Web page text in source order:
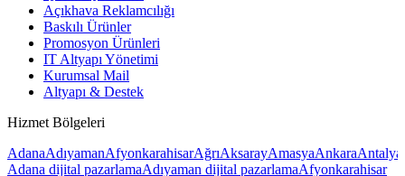
Açıkhava Reklamcılığı
Baskılı Ürünler
Promosyon Ürünleri
IT Altyapı Yönetimi
Kurumsal Mail
Altyapı & Destek
Hizmet Bölgeleri
AdanaAdıyamanAfyonkarahisarAğrıAksarayAmasyaAnkaraAntalya
Adana dijital pazarlamaAdıyaman dijital pazarlamaAfyonkarahisar